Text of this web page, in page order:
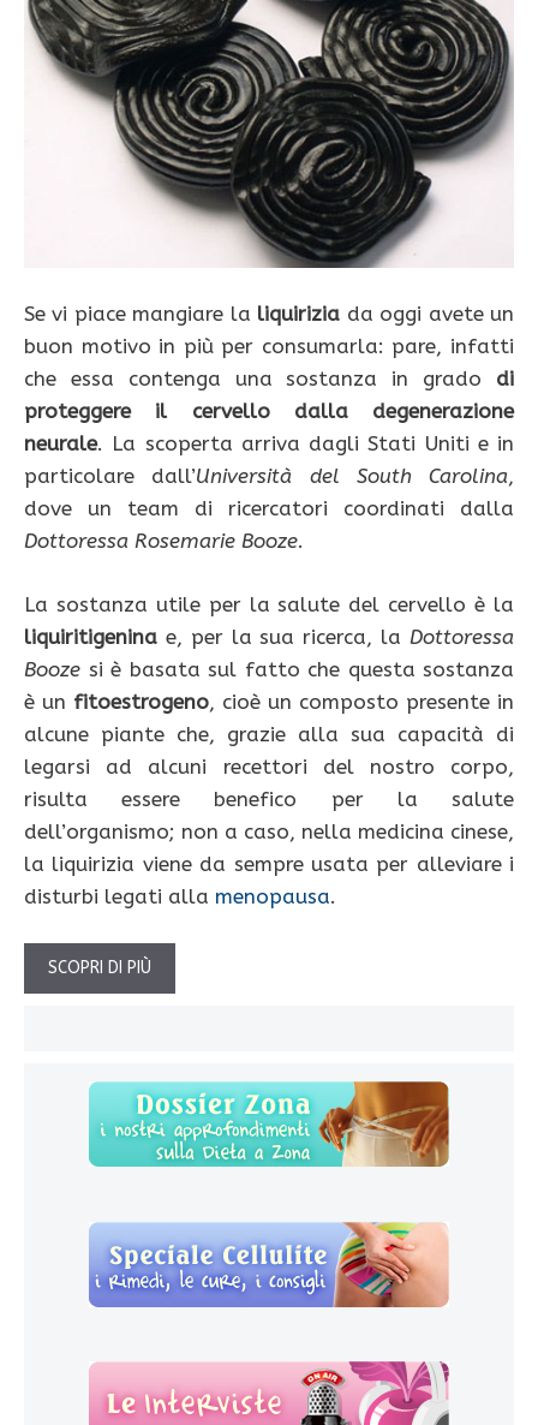
Se vi piace mangiare la liquirizia da oggi avete un
buon motivo in più per consumarla: pare, infatti
che essa contenga una sostanza in grado di
proteggere il cervello dalla degenerazione
neurale. La scoperta arriva dagli Stati Uniti e in
particolare dall’Università del South Carolina,
dove un team di ricercatori coordinati dalla
Dottoressa Rosemarie Booze.
La sostanza utile per la salute del cervello è la
liquiritigenina e, per la sua ricerca, la Dottoressa
Booze si è basata sul fatto che questa sostanza
è un fitoestrogeno, cioè un composto presente in
alcune piante che, grazie alla sua capacità di
legarsi ad alcuni recettori del nostro corpo,
risulta essere benefico per la salute
dell’organismo; non a caso, nella medicina cinese,
la liquirizia viene da sempre usata per alleviare i
disturbi legati alla menopausa.
SCOPRI DI PIÙ